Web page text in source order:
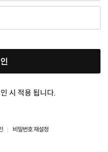
시 적용 됩니다.
비밀번호 재설정